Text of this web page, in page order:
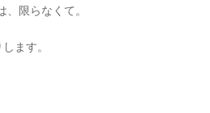
限らなくて。
ます。